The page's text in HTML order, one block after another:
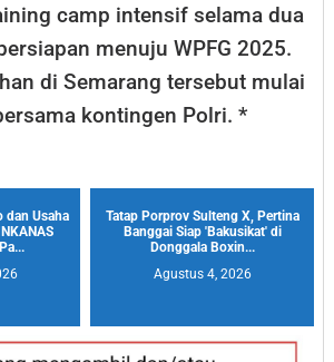
camp intensif selama dua
menuju WPFG 2025.
di Semarang tersebut mulai
kontingen Polri. *
dan Usaha
Tatap Porprov Sulteng X, Pertina
Banggai Siap 'Bakusikat' di
Donggala Boxin...
Agustus 4, 2026